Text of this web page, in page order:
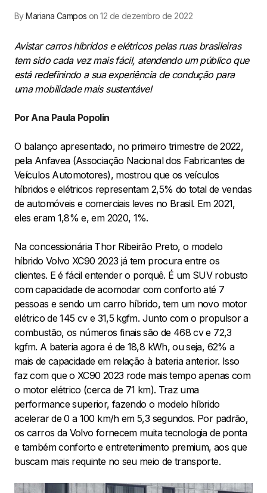
ByMariana Campos on 12 de dezembro de 2022
Avistar carros híbridos e elétricos pelas ruas brasileiras
tem sido cada vez mais fácil, atendendo um público que
está redefinindo a sua experiência de condução para
uma mobilidade mais sustentável
Por Ana Paula Popolin
O balanço apresentado, no primeiro trimestre de 2022,
pela Anfavea (Associação Nacional dos Fabricantes de
Veículos Automotores), mostrou que os veículos
híbridos e elétricos representam 2,5% do total de vendas
de automóveis e comerciais leves no Brasil. Em 2021,
eles eram 1,8% e, em 2020, 1%.
Na concessionária Thor Ribeirão Preto, o modelo
híbrido Volvo XC90 2023 já tem procura entre os
clientes. E é fácil entender o porquê. É um SUV robusto
com capacidade de acomodar com conforto até 7
pessoas e sendo um carro híbrido, tem um novo motor
elétrico de 145 cv e 31,5 kgfm. Junto com o propulsor a
combustão, os números finais são de 468 cv e 72,3
kgfm. A bateria agora é de 18,8 kWh, ou seja, 62% a
mais de capacidade em relação à bateria anterior. Isso
faz com que o XC90 2023 rode mais tempo apenas com
o motor elétrico (cerca de 71 km). Traz uma
performance superior, fazendo o modelo híbrido
acelerar de 0 a 100 km/h em 5,3 segundos. Por padrão,
os carros da Volvo fornecem muita tecnologia de ponta
e também conforto e entretenimento premium, aos que
buscam mais requinte no seu meio de transporte.